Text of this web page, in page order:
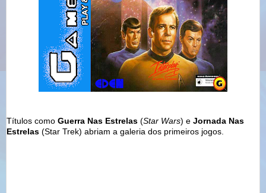
Títulos como Guerra Nas Estrelas (Star Wars) e Jornada Nas
Estrelas (Star Trek) abriam a galeria dos primeiros jogos.